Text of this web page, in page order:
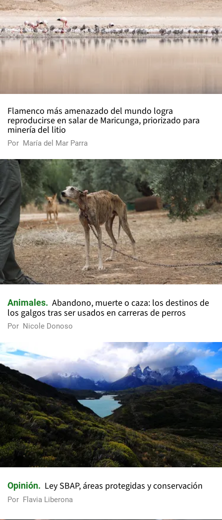
Flamenco más amenazado del mundo logra
reproducirse en salar de Maricunga, priorizado para
minería del litio
Por María del Mar Parra
Animales
Abandono, muerte o caza: los destinos de
los galgos tras ser usados en carreras de perros
Por Nicole Donoso
Opinión Ley SBAP, áreas protegidas y conservación
Por Flavia Liberona